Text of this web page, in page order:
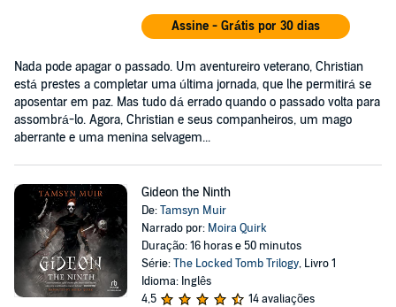
Assine - Grátis por 30 dias
Nada pode apagar o passado. Um aventureiro veterano, Christian
está prestes a completar uma última jornada, que lhe permitirá se
aposentar em paz. Mas tudo dá errado quando o passado volta para
assombrá-lo. Agora, Christian e seus companheiros, um mago
aberrante e uma menina selvagem...
Gideon the Ninth
De:Tamsyn Muir
Narrado por: Moira Quirk
Duração: 16 horas e 50 minutos
Série:The Locked Tomb Trilogy, Livro 1
Idioma: Inglês
4,5
14 avaliações